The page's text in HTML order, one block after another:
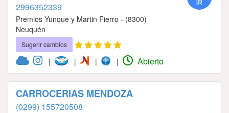
2996352339
Premios Yunque y Martin Fierro - (8300)
Neuquén
Sugerir cambios
| | | | Abierto
CARROCERIAS MENDOZA
(0299) 155720508